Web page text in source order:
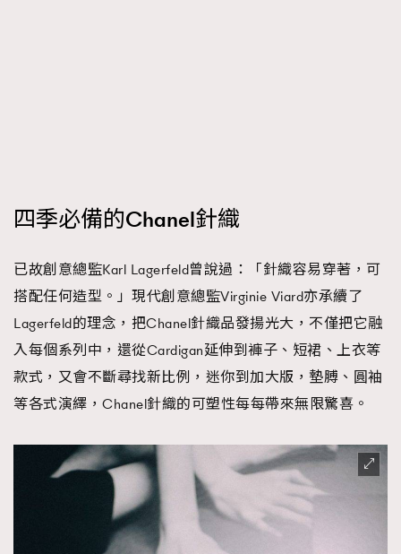
四季必備的Chanel針織
已故創意總監Karl Lagerfeld曾說過：「針織容易穿著，可
搭配任何造型。」現代創意總監Virginie Viard亦承續了
Lagerfeld的理念，把Chanel針織品發揚光大，不僅把它融
入每個系列中，還從Cardigan延伸到褲子、短裙、上衣等
款式，又會不斷尋找新比例，迷你到加大版，墊膊、圓袖
等各式演繹，Chanel針織的可塑性每每帶來無限驚喜。